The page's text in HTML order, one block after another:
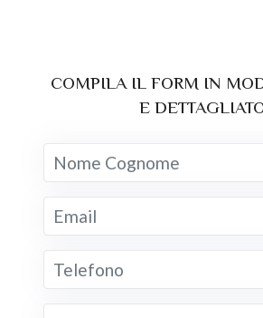
COMPILA IL FORM IN
E